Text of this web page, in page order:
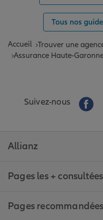
Tous nos
Accueil Trouver une
Assurance Haute-
Suivez-nous Aller
Allianz
Pages les + consultées
Pages recommandées